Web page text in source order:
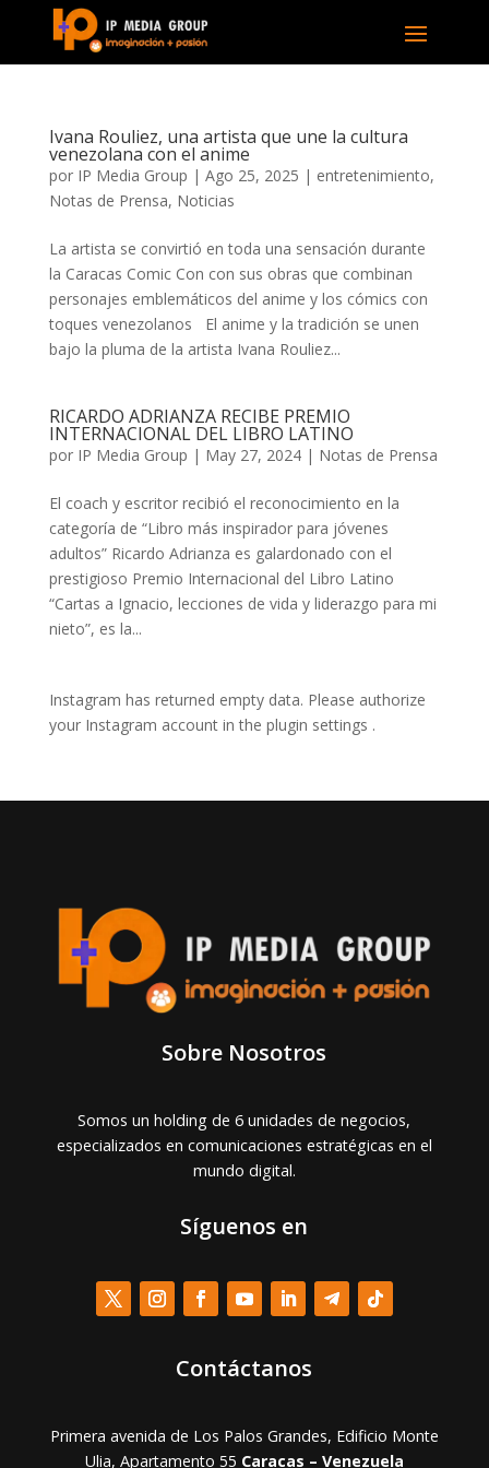
Ivana Rouliez, una artista que une la cultura
venezolana con el anime
por IP Media Group | Ago 25, 2025 | entretenimiento,
Notas de Prensa, Noticias
La artista se convirtió en toda una sensación durante
la Caracas Comic Con con sus obras que combinan
personajes emblemáticos del anime y los cómics con
toques venezolanos El anime y la tradición se unen
bajo la pluma de la artista Ivana Rouliez...
RICARDO ADRIANZA RECIBE PREMIO
INTERNACIONAL DEL LIBRO LATINO
por IP Media Group | May 27, 2024| Notas de Prensa
El coach y escritor recibió el reconocimiento en la
categoría de “Libro más inspirador para jóvenes
adultos” Ricardo Adrianza es galardonado con el
prestigioso Premio Internacional del Libro Latino
“Cartas a Ignacio, lecciones de vida y liderazgo para mi
nieto”, es la...
Instagram has returned empty data. Please authorize
your Instagram account in the plugin settings .
Sobre Nosotros
Somos un holding de 6 unidades de negocios,
especializados en comunicaciones estratégicas en el
mundo digital.
Síguenos en
Contáctanos
Primera avenida de Los Palos Grandes, Edificio Monte
Ulia, Apartamento 55 Caracas – Venezuela